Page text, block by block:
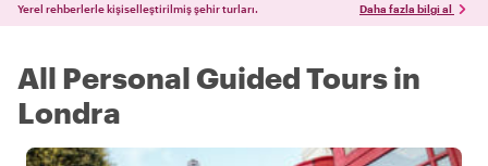
Yerel rehberlerle kişiselleştirilmiş şehir turları. Daha fazla bilgi al
All Personal Guided Tours in
Londra